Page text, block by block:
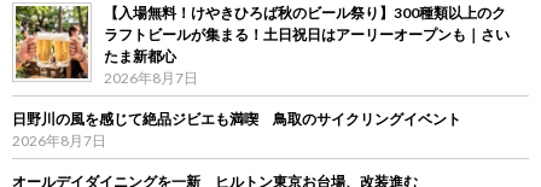
【入場無料！けやきひろば秋のビール祭り】300種類以上のク
ラフトビールが集まる！土日祝日はアーリーオープンも｜さい
たま新都心
2026年8月7日
日野川の風を感じて絶品ジビエも満喫 鳥取のサイクリングイベント
2026年8月7日
オールデイダイニングを一新 ヒルトン東京お台場、改装進む